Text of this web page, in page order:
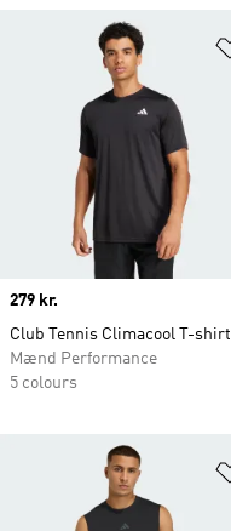
Price
279 kr.
Club Tennis Climacool T-shirt
Mænd Performance
5 colours